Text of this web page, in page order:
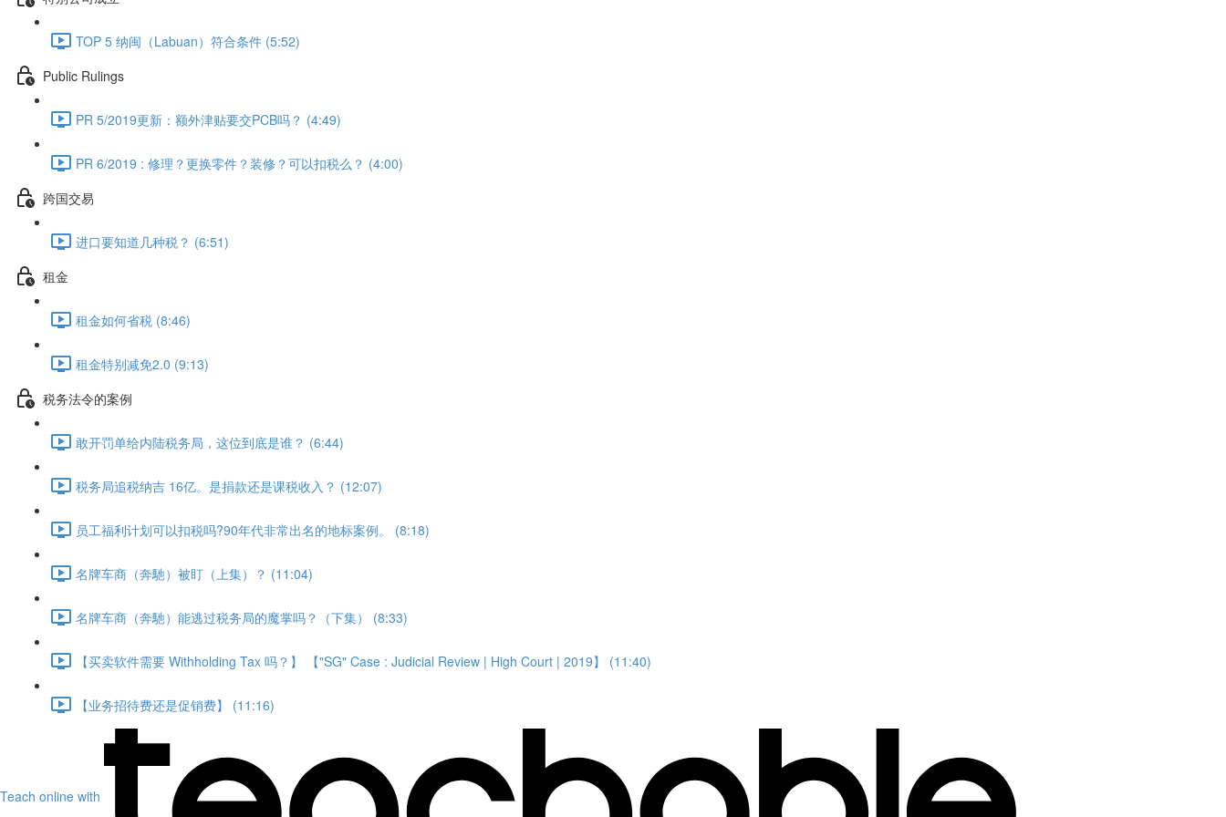
TOP 5 纳闽（Labuan）符合条件 (5:52)
Public Rulings
PR 5/2019更新：额外津贴要交PCB吗？ (4:49)
PR 6/2019 : 修理？更换零件？装修？可以扣税么？ (4:00)
跨国交易
进口要知道几种税？ (6:51)
租金
租金如何省税 (8:46)
租金特别减免2.0 (9:13)
税务法令的案例
敢开罚单给内陆税务局，这位到底是谁？ (6:44)
税务局追税纳吉 16亿。是捐款还是课税收入？ (12:07)
员工福利计划可以扣税吗?90年代非常出名的地标案例。 (8:18)
名牌车商（奔馳）被盯（上集）？ (11:04)
名牌车商（奔馳）能逃过税务局的魔掌吗？（下集） (8:33)
【买卖软件需要 Withholding Tax 吗？】 【"SG" Case : Judicial Review | High Court | 2019】 (11:40)
【业务招待费还是促销费】 (11:16)
Teach online with